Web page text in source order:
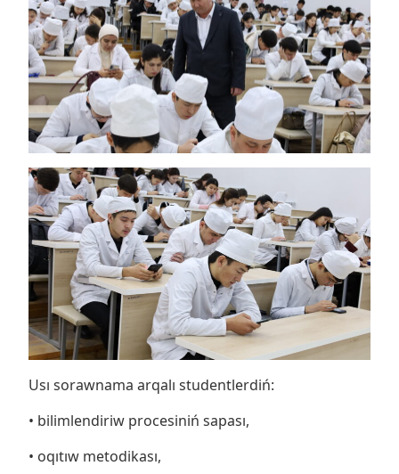
Usı sorawnama arqalı studentlerdiń:
• bilimlendiriw procesiniń sapası,
• oqıtıw metodikası,